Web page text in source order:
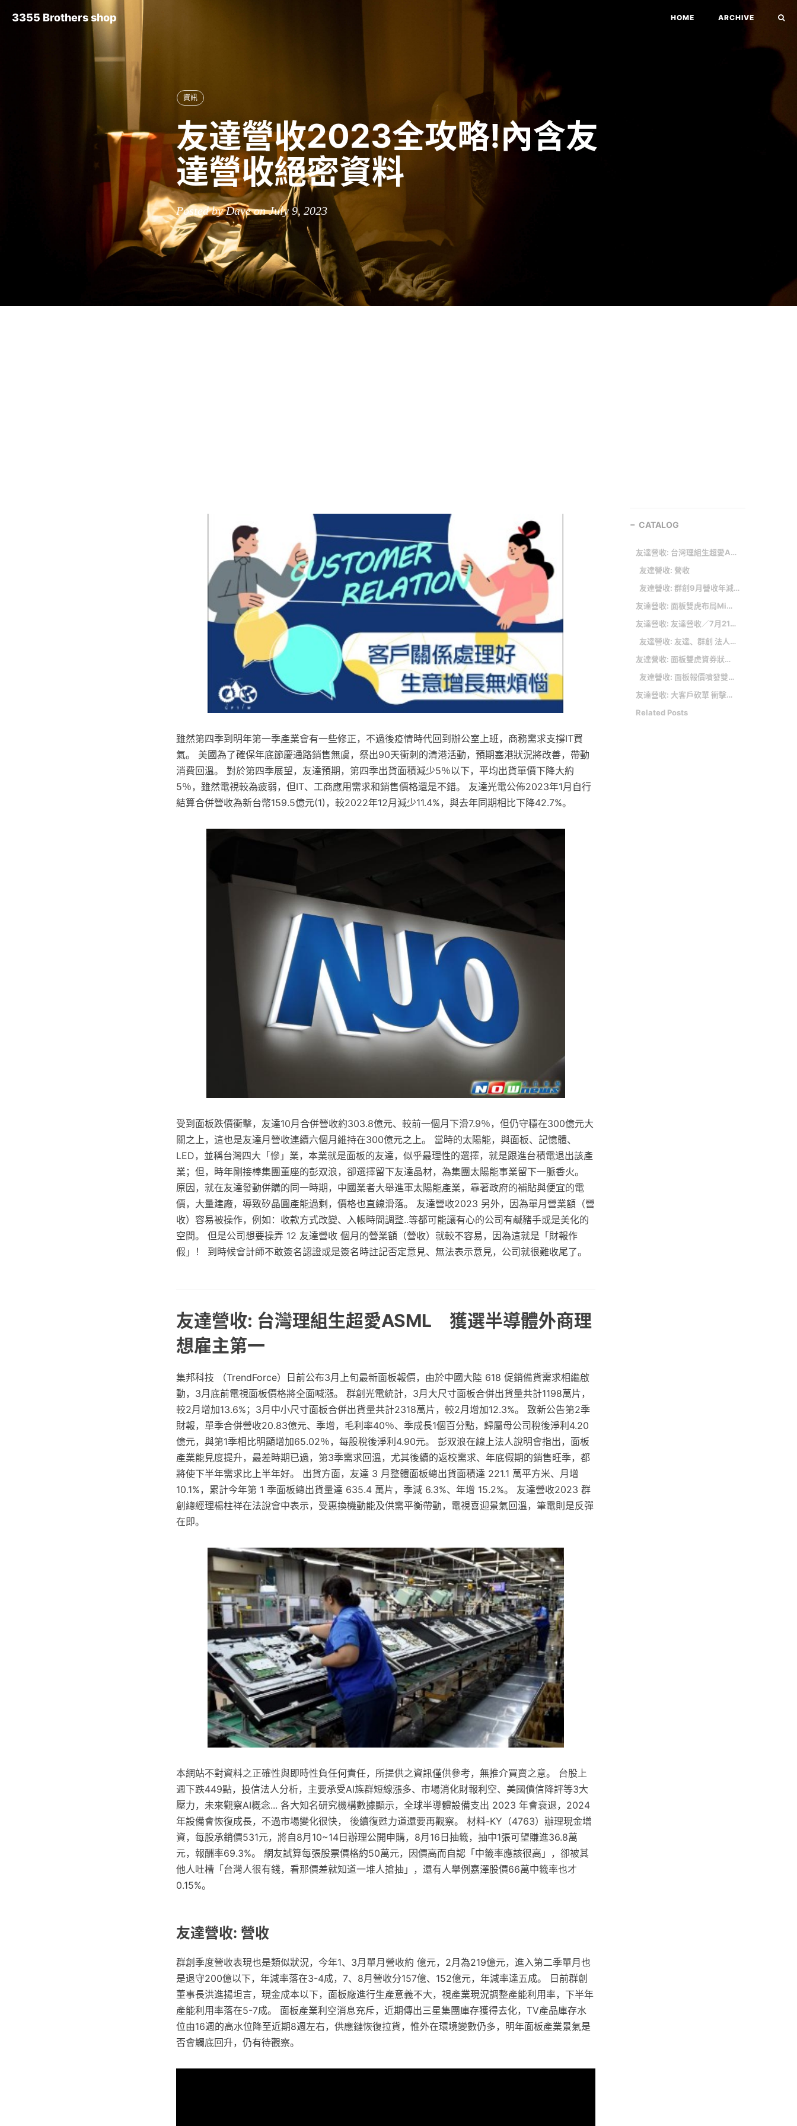
3355 Brothers shop HOME ARCHIVE
資訊
友達營收2023全攻略!內含友
達營收絕密資料
Posted by Dave on July 9, 2023
雖然第四季到明年第一季產業會有一些修正，不過後疫情時代回到辦公室上班，商務需求支撐IT買
氣。 美國為了確保年底節慶通路銷售無虞，祭出90天衝刺的清港活動，預期塞港狀況將改善，帶動
消費回溫。 對於第四季展望，友達預期，第四季出貨面積減少5％以下，平均出貨單價下降大約
5％，雖然電視較為疲弱，但IT、工商應用需求和銷售價格還是不錯。 友達光電公佈2023年1月自行
結算合併營收為新台幣159.5億元(1)，較2022年12月減少11.4%，與去年同期相比下降42.7%。
受到面板跌價衝擊，友達10月合併營收約303.8億元、較前一個月下滑7.9％，但仍守穩在300億元大
關之上，這也是友達月營收連續六個月維持在300億元之上。 當時的太陽能，與面板、記憶體、
LED，並稱台灣四大「慘」業，本業就是面板的友達，似乎最理性的選擇，就是跟進台積電退出該產
業；但，時年剛接棒集團董座的彭双浪，卻選擇留下友達晶材，為集團太陽能事業留下一脈香火。
原因，就在友達發動併購的同一時期，中國業者大舉進軍太陽能產業，靠著政府的補貼與便宜的電
價，大量建廠，導致矽晶圓產能過剩，價格也直線滑落。 友達營收2023 另外，因為單月營業額（營
收）容易被操作，例如：收款方式改變、入帳時間調整..等都可能讓有心的公司有鹹豬手或是美化的
空間。 但是公司想要操弄 12 友達營收 個月的營業額（營收）就較不容易，因為這就是「財報作
假」！ 到時候會計師不敢簽名認證或是簽名時註記否定意見、無法表示意見，公司就很難收尾了。
友達營收: 台灣理組生超愛ASML 獲選半導體外商理
想雇主第一
集邦科技 （TrendForce）日前公布3月上旬最新面板報價，由於中國大陸 618 促銷備貨需求相繼啟
動，3月底前電視面板價格將全面喊漲。 群創光電統計，3月大尺寸面板合併出貨量共計1198萬片，
較2月增加13.6%；3月中小尺寸面板合併出貨量共計2318萬片，較2月增加12.3%。 致新公告第2季
財報，單季合併營收20.83億元、季增，毛利率40％、季成長1個百分點，歸屬母公司稅後淨利4.20
億元，與第1季相比明顯增加65.02％，每股稅後淨利4.90元。 彭双浪在線上法人說明會指出，面板
產業能見度提升，最差時期已過，第3季需求回溫，尤其後續的返校需求、年底假期的銷售旺季，都
將使下半年需求比上半年好。 出貨方面，友達 3 月整體面板總出貨面積達 221.1 萬平方米、月增
10.1%，累計今年第 1 季面板總出貨量達 635.4 萬片，季減 6.3%、年增 15.2%。 友達營收2023 群
創總經理楊柱祥在法說會中表示，受惠換機動能及供需平衡帶動，電視喜迎景氣回溫，筆電則是反彈
在即。
本網站不對資料之正確性與即時性負任何責任，所提供之資訊僅供參考，無推介買賣之意。 台股上
週下跌449點，投信法人分析，主要承受AI族群短線漲多、市場消化財報利空、美國債信降評等3大
壓力，未來觀察AI概念... 各大知名研究機構數據顯示，全球半導體設備支出 2023 年會衰退，2024
年設備會恢復成長，不過市場變化很快， 後續復甦力道還要再觀察。 材料-KY（4763）辦理現金增
資，每股承銷價531元，將自8月10~14日辦理公開申購，8月16日抽籤，抽中1張可望賺進36.8萬
元，報酬率69.3%。 網友試算每張股票價格約50萬元，因價高而自認「中籤率應該很高」，卻被其
他人吐槽「台灣人很有錢，看那價差就知道一堆人搶抽」，還有人舉例嘉澤股價66萬中籤率也才
0.15%。
友達營收: 營收
群創季度營收表現也是類似狀況，今年1、3月單月營收約 億元，2月為219億元，進入第二季單月也
是退守200億以下，年減率落在3-4成，7、8月營收分157億、152億元，年減率達五成。 日前群創
董事長洪進揚坦言，現金成本以下，面板廠進行生產意義不大，視產業現況調整產能利用率，下半年
產能利用率落在5-7成。 面板產業利空消息充斥，近期傳出三星集團庫存獲得去化，TV產品庫存水
位由16週的高水位降至近期8週左右，供應鏈恢復拉貨，惟外在環境變數仍多，明年面板產業景氣是
否會觸底回升，仍有待觀察。
CATALOG
友達營收: 台灣理組生超愛ASML 獲選半導體外商理想雇主第一
友達營收: 營收
友達營收: 群創9月營收年減4成 電視面板報價出現止跌訊號
友達營收: 面板雙虎布局Micro LED 不缺席
友達營收: 友達營收／7月212.6億元 月減7.4%
友達營收: 友達、群創 法人喊買
友達營收: 面板雙虎資券狀況～
友達營收: 面板報價噴發雙虎營運轉好 群創、友達單季有望賺錢
友達營收: 大客戶砍單 衝擊第3季營運／華孚被摜壓 法人︰結構性成長無虞
Related Posts